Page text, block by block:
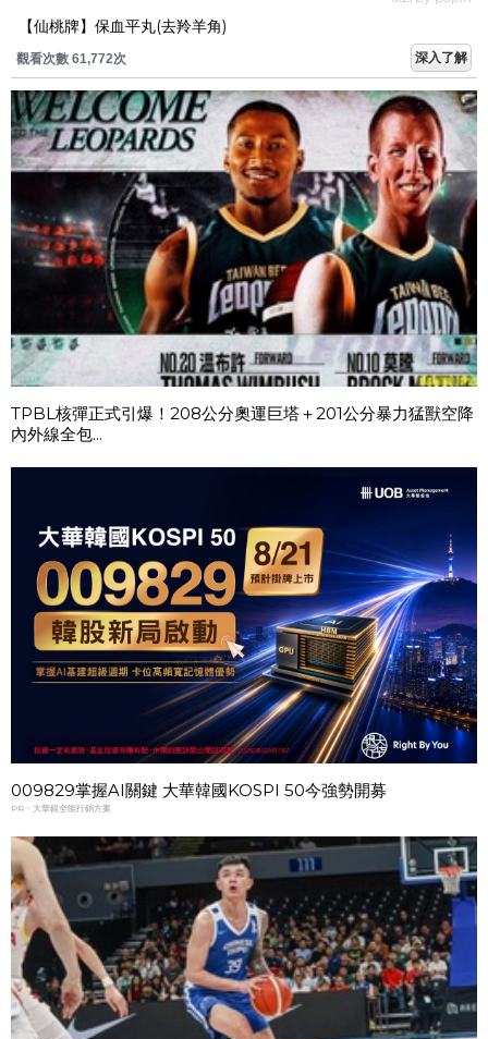
【仙桃牌】保血平丸(去羚羊角)
觀看次數 61,772次 深入了解
TPBL核彈正式引爆！208公分奧運巨塔＋201公分暴力猛獸空降
內外線全包...
009829掌握AI關鍵 大華韓國KOSPI 50今強勢開募
PR・大華銀全能行銷方案